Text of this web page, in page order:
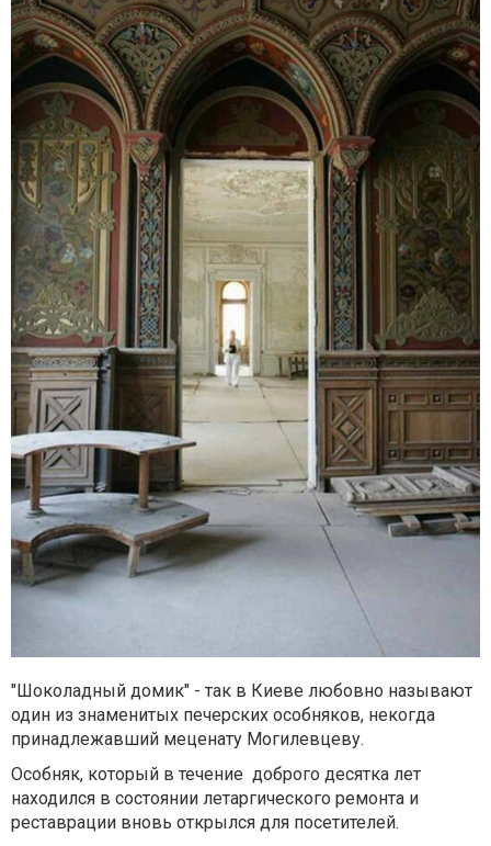
"Шоколадный домик" - так в Киеве любовно называют
один из знаменитых печерских особняков, некогда
принадлежавший меценату Могилевцеву.
Особняк, который в течение доброго десятка лет
находился в состоянии летаргического ремонта и
реставрации вновь открылся для посетителей.